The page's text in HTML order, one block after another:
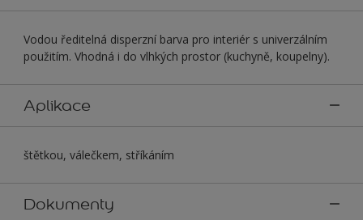
Vodou ředitelná disperzní barva pro interiér s univerzálním
použitím. Vhodná i do vlhkých prostor (kuchyně, koupelny).
Aplikace
štětkou, válečkem, stříkáním
Dokumenty